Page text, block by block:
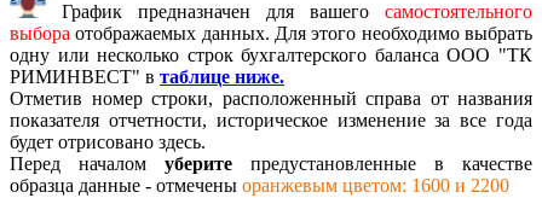
График предназначен для вашего самостоятельного
выбора отображаемых данных. Для этого необходимо выбрать
одну или несколько строк бухгалтерского баланса ООО "ТК
РИМИНВЕСТ" в таблице ниже.
Отметив номер строки, расположенный справа от названия
показателя отчетности, историческое изменение за все года
будет отрисовано здесь.
Перед началом уберите предустановленные в качестве
образца данные - отмечены оранжевым цветом: 1600 и 2200